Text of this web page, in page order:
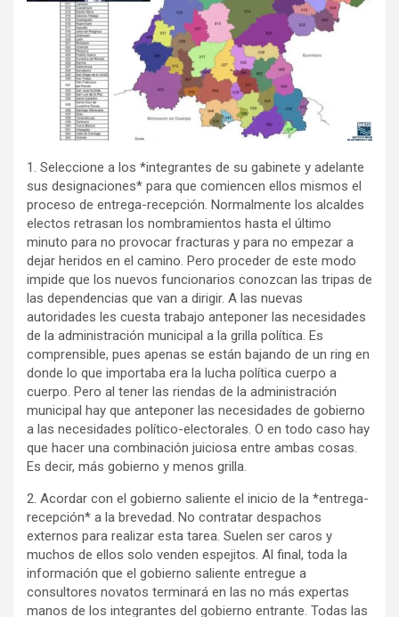
1. Seleccione a los *integrantes de su gabinete y adelante
sus designaciones* para que comiencen ellos mismos el
proceso de entrega-recepción. Normalmente los alcaldes
electos retrasan los nombramientos hasta el último
minuto para no provocar fracturas y para no empezar a
dejar heridos en el camino. Pero proceder de este modo
impide que los nuevos funcionarios conozcan las tripas de
las dependencias que van a dirigir. A las nuevas
autoridades les cuesta trabajo anteponer las necesidades
de la administración municipal a la grilla política. Es
comprensible, pues apenas se están bajando de un ring en
donde lo que importaba era la lucha política cuerpo a
cuerpo. Pero al tener las riendas de la administración
municipal hay que anteponer las necesidades de gobierno
a las necesidades político-electorales. O en todo caso hay
que hacer una combinación juiciosa entre ambas cosas.
Es decir, más gobierno y menos grilla.
2. Acordar con el gobierno saliente el inicio de la *entrega-
recepción* a la brevedad. No contratar despachos
externos para realizar esta tarea. Suelen ser caros y
muchos de ellos solo venden espejitos. Al final, toda la
información que el gobierno saliente entregue a
consultores novatos terminará en las no más expertas
manos de los integrantes del gobierno entrante. Todas las